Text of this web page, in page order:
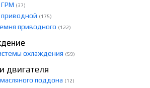
(37)
(175)
приводного (122)
охлаждения (59)
двигателя
поддона (12)